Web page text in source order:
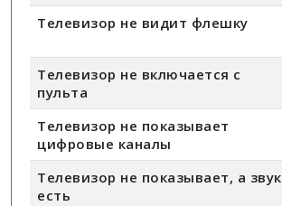
Телевизор не видит флешку
Телевизор не включается с
пульта
Телевизор не показывает
цифровые каналы
Телевизор не показывает, а звук
есть